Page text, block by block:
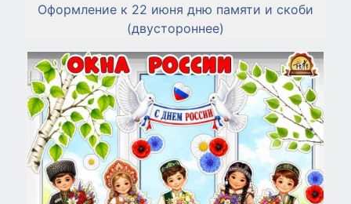
Оформление к 22 июня дню памяти и скоби
(двустороннее)